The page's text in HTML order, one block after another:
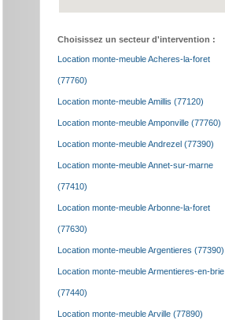
Choisissez un secteur d'intervention :
Location monte-meuble Acheres-la-foret
(77760)
Location monte-meuble Amillis (77120)
Location monte-meuble Amponville (77760)
Location monte-meuble Andrezel (77390)
Location monte-meuble Annet-sur-marne
(77410)
Location monte-meuble Arbonne-la-foret
(77630)
Location monte-meuble Argentieres (77390)
Location monte-meuble Armentieres-en-brie
(77440)
Location monte-meuble Arville (77890)